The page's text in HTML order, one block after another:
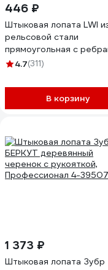
446 ₽
Штыковая лопата LWI
рельсовой стали
прямоугольная с
жесткости без черенка
4.7(311)
В корзину
1 373 ₽
Штыковая лопата Зубр